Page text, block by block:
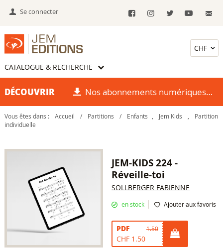
Se connecter
CATALOGUE & RECHERCHE
DÉCOUVRIR Nos abonnements numériques
Vous êtes dans : Accueil / Partitions / Enfants Jem Kids
Partition
individuelle
JEM-KIDS 224 -
Réveille-toi
SOLLBERGER FABIENNE
en stock Ajouter aux favoris
PDF 1.50
CHF 1.50